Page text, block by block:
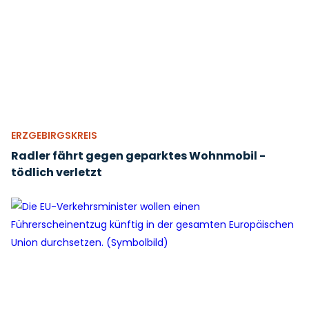
ERZGEBIRGSKREIS
Radler fährt gegen geparktes Wohnmobil -
tödlich verletzt